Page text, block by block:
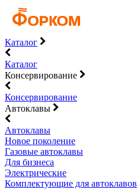
Каталог
Каталог
Консервирование
Консервирование
Автоклавы
Автоклавы
Новое поколение
Газовые автоклавы
Для бизнеса
Электрические
Комплектующие для автоклавов